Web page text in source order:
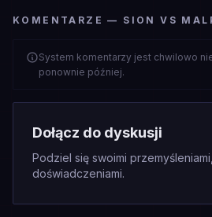
KOMENTARZE — SION VS
System komentarzy jest chwilowo
ponownie później.
Dołącz do dyskusji
Podziel się swoimi
doświadczeniami.